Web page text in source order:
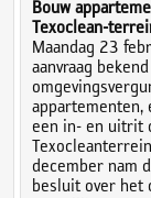
Bouw
Texoclean-
Maandag 23
aanvraag
appartementen,
een in- en uitrit
december nam
besluit over het